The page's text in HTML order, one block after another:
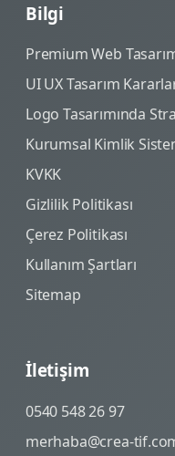
Bilgi
Premium Web
UI UX Tasarım
Logo Tasarımında
Kurumsal Kimlik
KVKK
Gizlilik Politikası
Çerez Politikası
Kullanım Şartları
Sitemap
İletişim
0540 548 26 97
merhaba@crea-